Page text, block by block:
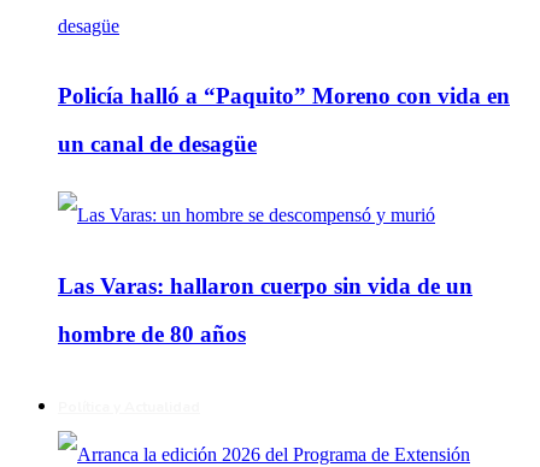
Policía halló a “Paquito” Moreno con vida en
un canal de desagüe
Las Varas: hallaron cuerpo sin vida de un
hombre de 80 años